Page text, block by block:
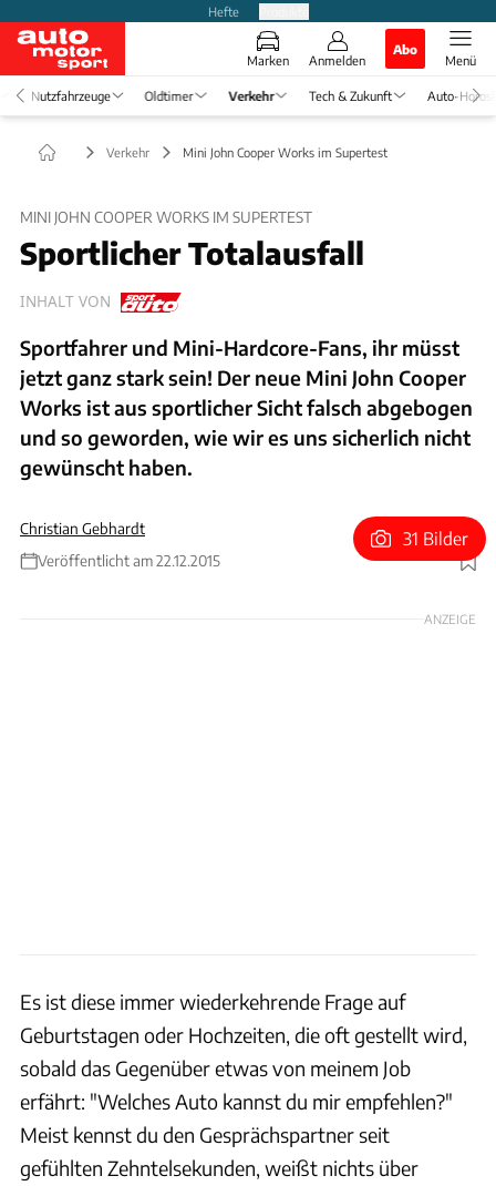
Hefte
Marken Anmelden
Abo
Menü
Nutzfahrzeuge Oldtimer Verkehr Tech & Zukunft Auto-
Verkehr Mini John Cooper Works im Supertest
MINI JOHN COOPER WORKS IM SUPERTEST
Sportlicher Totalausfall
INHALT VON
Sportfahrer und Mini-Hardcore-Fans, ihr müsst
jetzt ganz stark sein! Der neue Mini John Cooper
Works ist aus sportlicher Sicht falsch abgebogen
und so geworden, wie wir es uns sicherlich nicht
gewünscht haben.
Christian Gebhardt
Veröffentlicht am 22.12.2015
Foto: Rossen Gargolov
31 Bilder
ANZEIGE
Es ist diese immer wiederkehrende Frage auf
Geburtstagen oder Hochzeiten, die oft gestellt wird,
sobald das Gegenüber etwas von meinem Job
erfährt: "Welches Auto kannst du mir empfehlen?"
Meist kennst du den Gesprächspartner seit
gefühlten Zehntelsekunden, weißt nichts über